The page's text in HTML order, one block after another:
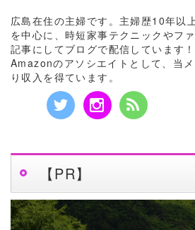
広島在住の主婦です。主婦歴10年以
を中心に、時短家事テクニックやフ
記事にしてブログで配信しています！
Amazonのアソシエイトとして、当
り収入を得ています。
【PR】